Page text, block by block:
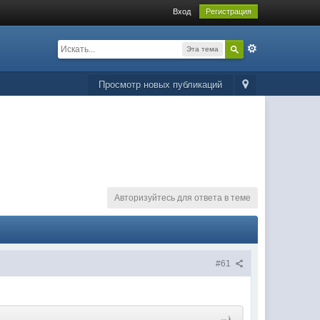
Вход Регистрация
Эта тема
Просмотр новых публикаций
Авторизуйтесь для ответа в теме
#61